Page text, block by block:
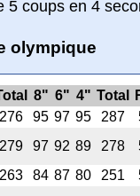
5 coups en 4
olympique
8" 6" 4" Total
276 95 97 95 287
279 97 92 89 278
263 84 87 80 251